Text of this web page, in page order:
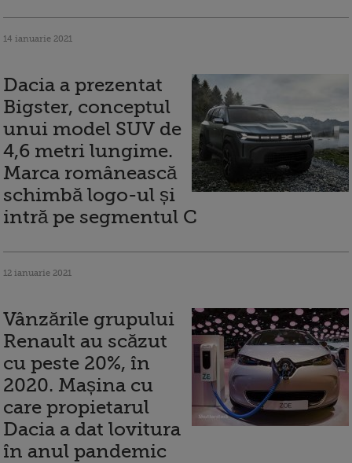
14 ianuarie 2021
Dacia a prezentat
Bigster, conceptul
unui model SUV de
4,6 metri lungime.
Marca românească
schimbă logo-ul și
intră pe segmentul C
12 ianuarie 2021
Vânzările grupului
Renault au scăzut
cu peste 20%, în
2020. Mașina cu
care propietarul
Dacia a dat lovitura
în anul pandemic